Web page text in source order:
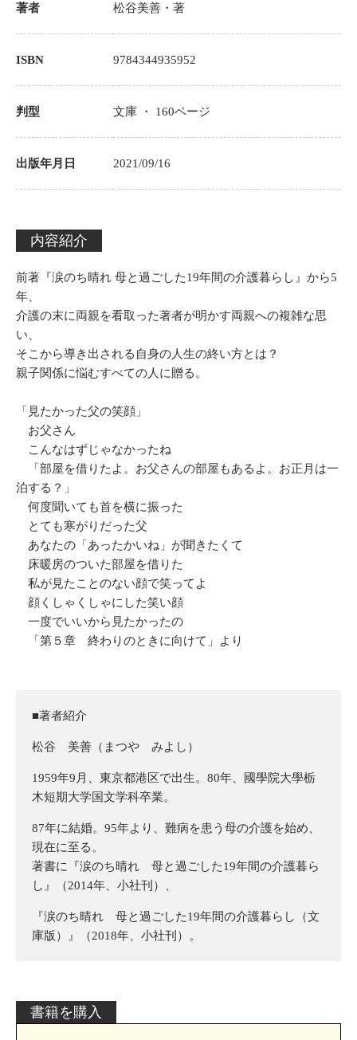
著者 松谷美善 ・著
ISBN 9784344935952
判型 文庫 ・ 160ページ
出版年月日 2021/09/16
内容紹介
前著『涙のち晴れ 母と過ごした19年間の介護暮らし』から5
年、
介護の末に両親を看取った著者が明かす両親への複雑な思
い、
そこから導き出される自身の人生の終い方とは？
親子関係に悩むすべての人に贈る。
「見たかった父の笑顔」
お父さん
こんなはずじゃなかったね
「部屋を借りたよ。お父さんの部屋もあるよ。お正月は一
泊する？」
何度聞いても首を横に振った
とても寒がりだった父
あなたの「あったかいね」が聞きたくて
床暖房のついた部屋を借りた
私が見たことのない顔で笑ってよ
顔くしゃくしゃにした笑い顔
一度でいいから見たかったの
「第５章 終わりのときに向けて」より
■著者紹介
松谷 美善（まつや みよし）
1959年9月、東京都港区で出生。80年、國學院大學栃
木短期大学国文学科卒業。
87年に結婚。95年より、難病を患う母の介護を始め、
現在に至る。
著書に『涙のち晴れ 母と過ごした19年間の介護暮ら
し』（2014年、小社刊）、
『涙のち晴れ 母と過ごした19年間の介護暮らし（文
庫版）』（2018年、小社刊）。
書籍を購入